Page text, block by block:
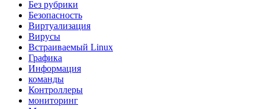
Без рубрики
Безопасность
Виртуализация
Вирусы
Встраиваемый Linux
Графика
Информация
команды
Контроллеры
мониторинг